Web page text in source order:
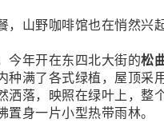
，山野咖啡馆也在悄然兴起
今年开在东四北大街的松
种满了各式绿植，屋顶采
洒落，映照在绿叶上，整
置身一片小型热带雨林。